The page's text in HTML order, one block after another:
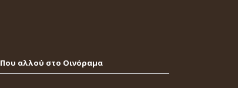
Που αλλού στο Οινόραμα